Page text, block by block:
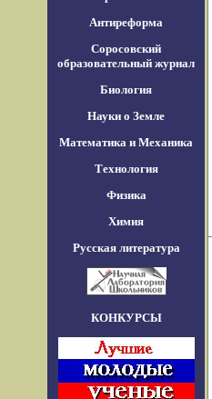
Антиреформа
Соросовский
образовательный журнал
Биология
Науки о Земле
Математика и Механика
Технология
Физика
Химия
Русская литература
КОНКУРСЫ